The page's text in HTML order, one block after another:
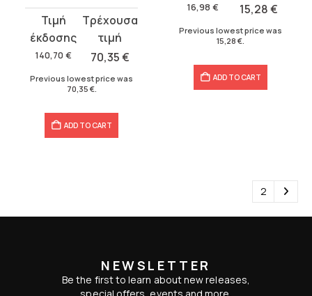
140,70 €
Original
price
was:
140,70 €.
70,35€
Current
price
is:
70,35 €.
Previous lowest price was
70,35 €.
ADD TO CART
16,98 €
was:
16,98 €.
15,28€
15,28 €.
Previous lowest price was
15,28 €.
ADD TO CART
2
NEWSLETTER
Be the first to learn about new releases,